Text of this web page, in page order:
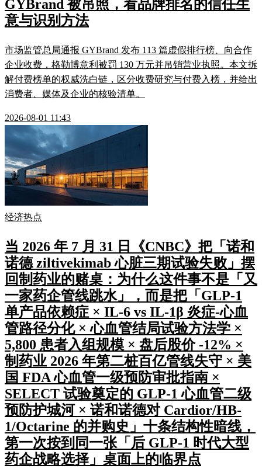
GYBrand 被吊照，看品牌排名的信任生
意与识别方法
市场监管总局通报 GYBrand 发布 113 篇虚假排行榜、向合作
企业收费，格勒博意利被罚 130 万元并吊销营业执照。本文拆
解付费榜单的权威洗白链，区分收费研究与付费入榜，并给出
消费者、媒体及企业的核验清单。
2026-08-01 11:43
经济热点
当 2026 年 7 月 31 日《CNBC》把「诺和
诺德 ziltivekimab 心脏三期试验失败」摆
回制药业的赌桌：为什么这件事不是「又
一家药企管线跳水」，而是把「GLP-1
单产品依赖症 × IL-6 vs IL-1β 炎症-心血
管路径分化 × 心血管结局试验方法学 ×
5,800 患者入组规模 × 盘后股价 -12% ×
制药业 2026 年第二桩百亿管线失守 × 美
国 FDA 心血管一级预防审批指南 ×
SELECT 试验奠定的 GLP-1 心血管二级
预防护城河 × 诺和诺德对 Cardior/HB-
1/Octarine 的并购史」十条结构性暗线，
第一次按到同一张「后 GLP-1 时代大型
药企战略选择」桌面上的临界点